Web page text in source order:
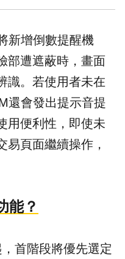
新增倒數提醒機
部遭遮蔽時，畫面
識。若使用者未在
還會發出提示音提
用便利性，即使未
易頁面繼續操作，
能？
首階段將優先選定